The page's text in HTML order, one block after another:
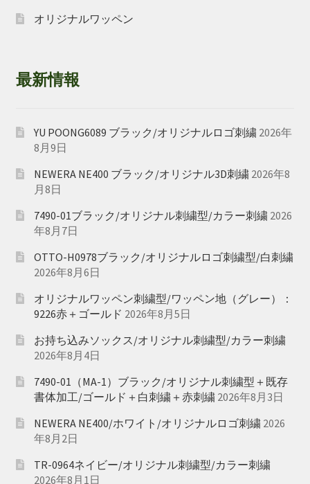
オリジナルワッペン
最新情報
YU POONG6089 ブラック/オリジナルロゴ刺繍 2026年
8月9日
NEWERA NE400 ブラック/オリジナル3D刺繍 2026年8
月8日
7490-01ブラック/オリジナル刺繍型/カラー刺繍 2026
年8月7日
OTTO-H0978ブラック/オリジナルロゴ刺繍型/白刺繍
2026年8月6日
オリジナルワッペン刺繍型/ワッペン地（グレー）：
9226赤＋ゴールド 2026年8月5日
お持ち込みソックス/オリジナル刺繍型/カラー刺繍
2026年8月4日
7490-01（MA-1）ブラック/オリジナル刺繍型＋既存
書体加工/ゴールド＋白刺繍＋赤刺繍 2026年8月3日
NEWERA NE400/ホワイト/オリジナルロゴ刺繍 2026
年8月2日
TR-0964ネイビー/オリジナル刺繍型/カラー刺繍
2026年8月1日